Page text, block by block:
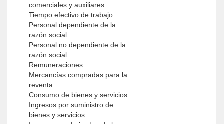
comerciales y auxiliares
Tiempo efectivo de trabajo
Personal dependiente de la
razón social
Personal no dependiente de la
razón social
Remuneraciones
Mercancías compradas para la
reventa
Consumo de bienes y servicios
Ingresos por suministro de
bienes y servicios